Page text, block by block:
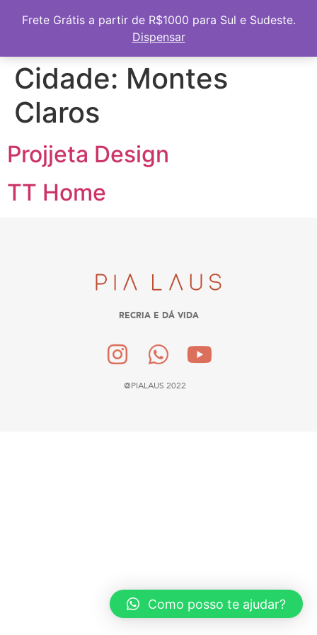
Cidade: Montes
Claros
Projjeta Design
TT Home
RECRIA E DÁ VIDA
@PIALAUS 2022
Frete Grátis a partir de R$1000 para Sul e Sudeste.
Dispensar
Como posso te ajudar?